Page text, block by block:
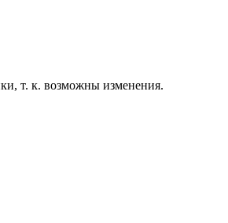
т. к. возможны изменения.